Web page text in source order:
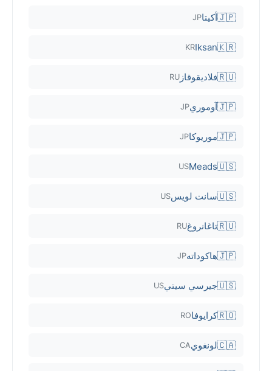
🇯🇵أكيتاJP
🇰🇷
Iksan
KR
🇷🇺فلاديقوقاز RU
🇯🇵آوموريJP
🇯🇵موريوكاJP
🇺🇸
Meads
US
🇺🇸سانت لويسUS
🇷🇺تاغانروغRU
🇯🇵هاكوداتهJP
🇺🇸جيرسي سيتيUS
🇷🇴كرايوفاRO
🇨🇦لونغويCA